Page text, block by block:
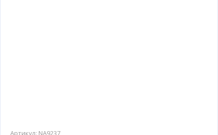
Артикул: NA9237